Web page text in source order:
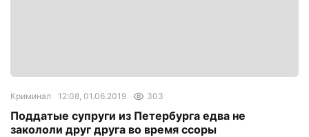
Криминал 12:08, 01.06.2019 303
Поддатые супруги из Петербурга едва не
закололи друг друга во время ссоры